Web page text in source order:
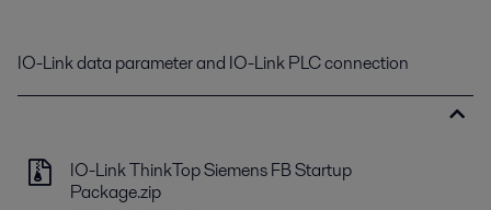
IO-Link data parameter and IO-Link PLC connection
IO-Link ThinkTop Siemens FB Startup
Package.zip